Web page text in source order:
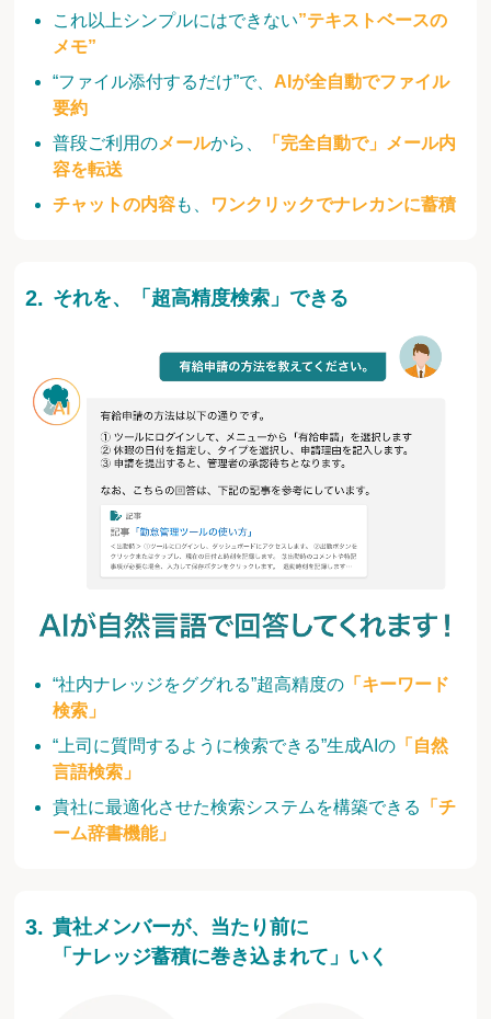
これ以上シンプルにはできない”テキストベースの
メモ”
“ファイル添付するだけ”で、 AIが全自動でファイル
要約
普段ご利用のメールから、
「完全自動で」メール内
容を転送
チャットの内容も、 ワンクリックでナレカンに蓄積
“社内ナレッジをググれる”超高精度の 「キーワード
検索」
“上司に質問するように検索できる”生成AIの 「自然
言語検索」
貴社に最適化させた検索システムを構築できる
「チ
ーム辞書機能」
それを、「超高精度検索」できる
貴社メンバーが、当たり前に
「ナレッジ蓄積に巻き込まれて」いく